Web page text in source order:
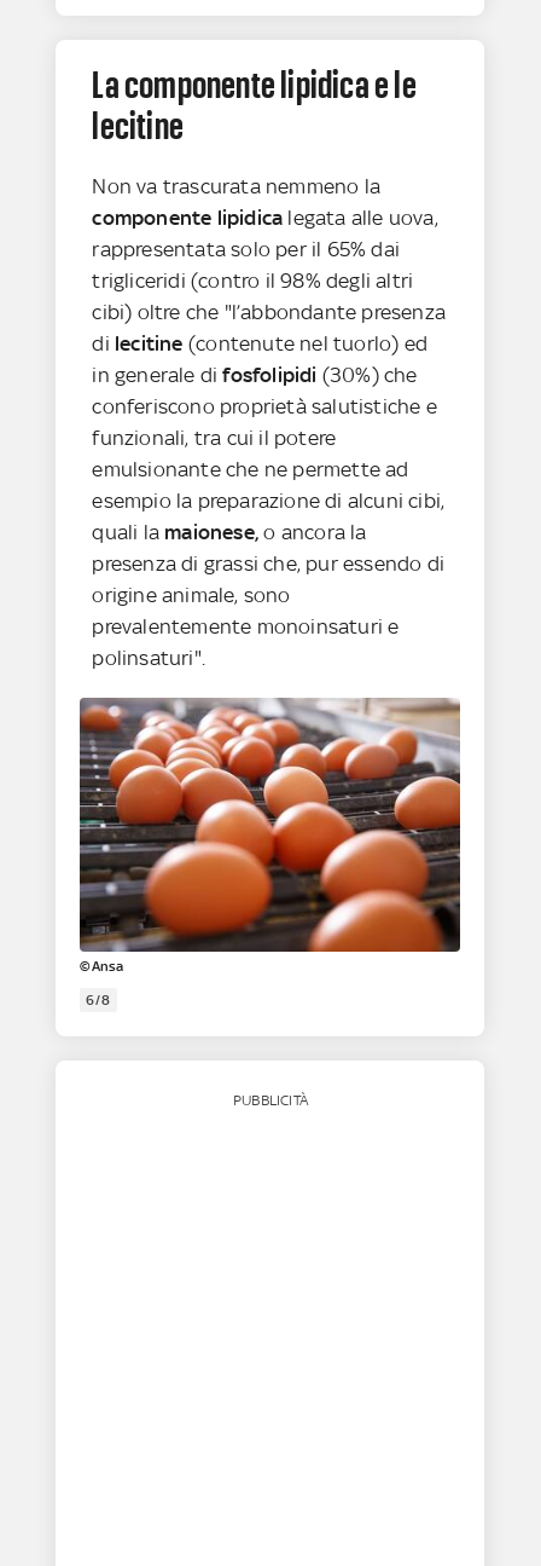
La componente lipidica e le
lecitine
Non va trascurata nemmeno la
componente lipidica legata alle uova,
rappresentata solo per il 65% dai
trigliceridi (contro il 98% degli altri
cibi) oltre che "l’abbondante presenza
di lecitine (contenute nel tuorlo) ed
in generale difosfolipidi (30%) che
conferiscono proprietà salutistiche e
funzionali, tra cui il potere
emulsionante che ne permette ad
esempio la preparazione di alcuni cibi,
quali la maionese, o ancora la
presenza di grassi che, pur essendo di
origine animale, sono
prevalentemente monoinsaturi e
polinsaturi".
©Ansa
6/8
PUBBLICITÀ